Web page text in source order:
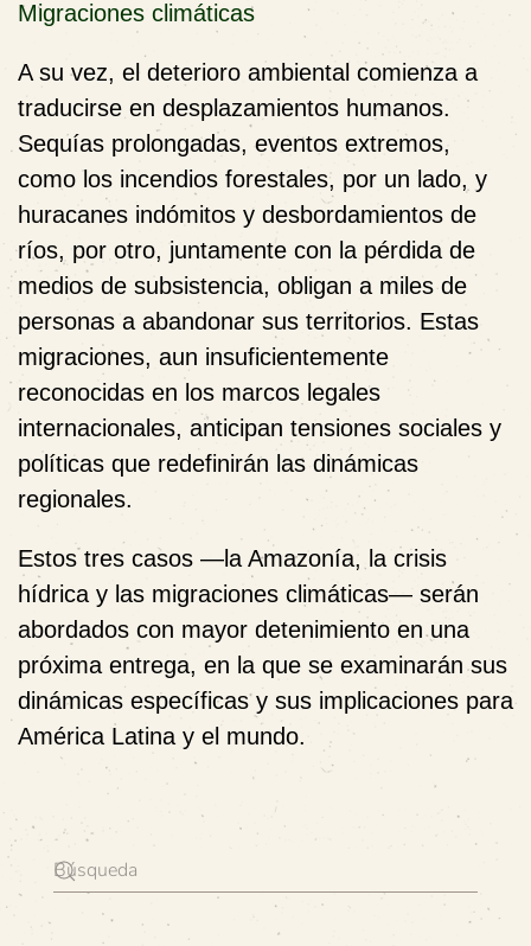
Migraciones climáticas
A su vez, el deterioro ambiental comienza a
traducirse en desplazamientos humanos.
Sequías prolongadas, eventos extremos,
como los incendios forestales, por un lado, y
huracanes indómitos y desbordamientos de
ríos, por otro, juntamente con la pérdida de
medios de subsistencia, obligan a miles de
personas a abandonar sus territorios. Estas
migraciones, aun insuficientemente
reconocidas en los marcos legales
internacionales, anticipan tensiones sociales y
políticas que redefinirán las dinámicas
regionales.
Estos tres casos —la Amazonía, la crisis
hídrica y las migraciones climáticas— serán
abordados con mayor detenimiento en una
próxima entrega, en la que se examinarán sus
dinámicas específicas y sus implicaciones para
América Latina y el mundo.